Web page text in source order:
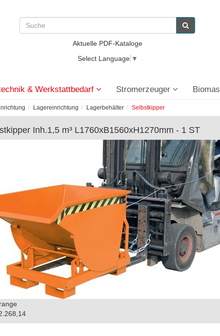
Aktuelle PDF-Kataloge
Select Language ▼
& Werkstattbedarf Stromerzeuger
Lagereinrichtung Lagerbehälter Selbstkipper
Inh.1,5 m³ L1760xB1560xH1270mm - 1 ST